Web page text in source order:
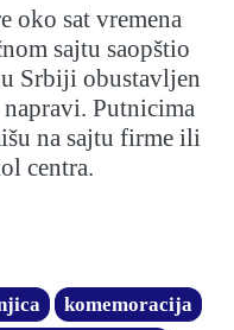
oko sat vremena
sajtu saopštio
Srbiji obustavljen
Putnicima
na sajtu firme ili
centra.
komemoracija